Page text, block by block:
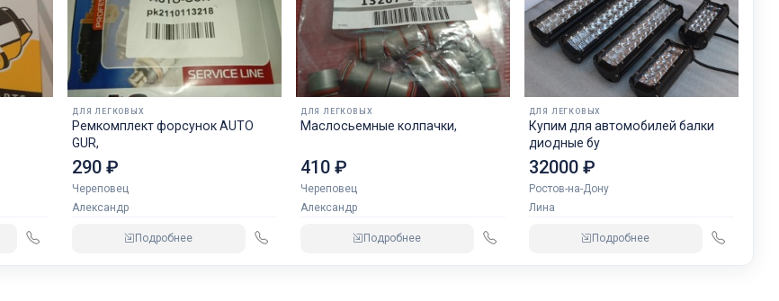
ДЛЯ ЛЕГКОВЫХ
Ремкомплект форсунок AUTO
GUR,
290 ₽
Череповец
Александр
Подробнее
ДЛЯ ЛЕГКОВЫХ
Маслосьемные колпачки,
410 ₽
Череповец
Александр
Подробнее
ДЛЯ ЛЕГКОВЫХ
Купим для автомобилей балки
диодные бу
32000 ₽
Ростов-на-Дону
Лина
Подробнее